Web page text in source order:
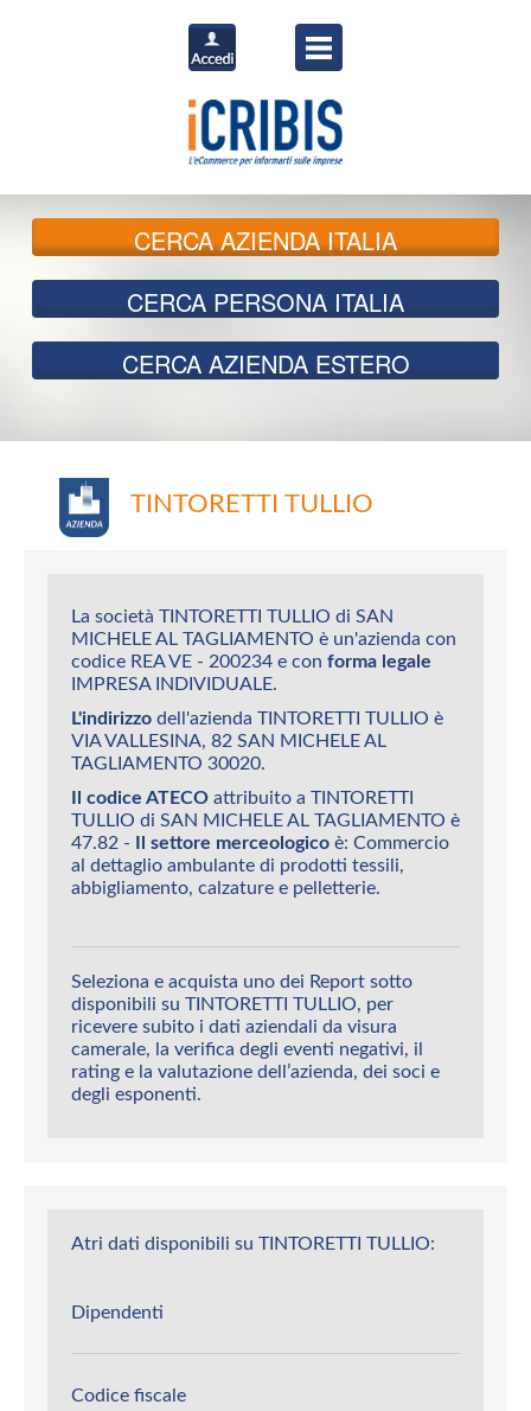
CERCAAZIENDA ITALIA
CERCA PERSONA ITALIA
CERCA AZIENDA ESTERO
TINTORETTI TULLIO
La società TINTORETTI TULLIO di SAN
MICHELE AL TAGLIAMENTO è un'azienda con
codice REA VE - 200234 e con forma legale
IMPRESA INDIVIDUALE.
L'indirizzo dell'azienda TINTORETTI TULLIO è
VIA VALLESINA, 82 SAN MICHELE AL
TAGLIAMENTO 30020.
Il codice ATECO attribuito a TINTORETTI
TULLIO di SAN MICHELE AL TAGLIAMENTO è
47.82 - Il settore merceologico è: Commercio
al dettaglio ambulante di prodotti tessili,
abbigliamento, calzature e pelletterie.
Seleziona e acquista uno dei Report sotto
disponibili su TINTORETTI TULLIO, per
ricevere subito i dati aziendali da visura
camerale, la verifica degli eventi negativi, il
rating e la valutazione dell’azienda, dei soci e
degli esponenti.
Atri dati disponibili su TINTORETTI TULLIO:
Dipendenti
Codice fiscale